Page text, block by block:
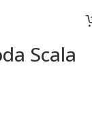
Scala